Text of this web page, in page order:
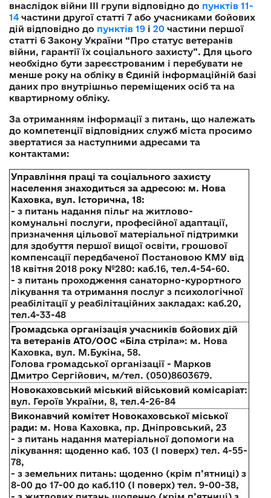
внаслідок війни III групи відповідно до пунктів 11-
14 частини другої статті 7 або учасниками бойових
дій відповідно до пунктів 19 і 20 частини першої
статті 6 Закону України “Про статус ветеранів
війни, гарантії їх соціального захисту”. Для цього
необхідно бути зареєстрованим і перебувати не
менше року на обліку в Єдиній інформаційній базі
даних про внутрішньо переміщених осіб та на
квартирному обліку.
За отриманням інформації з питань, що належать
до компетенції відповідних служб міста просимо
звертатися за наступними адресами та
контактами:
Управління праці та соціального захисту
населення знаходиться за адресою: м. Нова
Каховка, вул. Історична, 18:
- з питань надання пільг на житлово-
комунальні послуги, професійної адаптації,
призначення цільової матеріальної підтримки
для здобуття першої вищої освіти, грошової
компенсації передбаченої Постановою КМУ від
18 квітня 2018 року №280: каб.16, тел.4-54-60.
- з питань проходження санаторно-курортного
лікування та отримання послуг з психологічної
реабілітації у реабілітаційних закладах: каб.20,
тел.4-33-48
Громадська організація учасників бойових дій
та ветеранів АТО/ООС «Біла стріла»: м. Нова
Каховка, вул. М.Букіна, 58.
Голова громадської організації - Марков
Дмитро Сергійович, м/тел. (050)8603679.
Новокаховський міський військовий комісаріат:
вул. Героїв України, 8, тел.4-26-84
Виконавчий комітет Новокаховської міської
ради: м. Нова Каховка, пр. Дніпровський, 23
- з питань надання матеріальної допомоги на
лікування: щоденно каб. 103 (І поверх) тел. 4-55-
78,
- з земельних питань: щоденно (крім п’ятниці) з
8-00 до 17-00 до каб.110 (І поверх) тел. 9-00-38,